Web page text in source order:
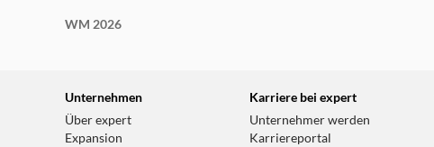
Geschlossen - öffnet um 09:30 Uhr
expert Celle
Zur Hasselklink 3-5
29229 Celle
WM 2026
Unternehmen
Über expert
Expansion
Karriere bei expert
Unternehmer werden
Karriereportal